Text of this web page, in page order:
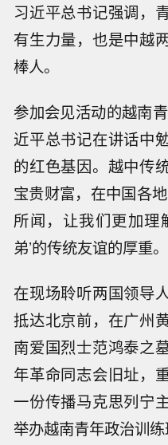
习近平总书记强调，
有生力量，也是中越
棒人。
参加会见活动的越南
近平总书记在讲话中
的红色基因。越中传
宝贵财富，在中国各
所闻，让我们更加理
弟’的传统友谊的厚重
在现场聆听两国领导
抵达北京前，在广州
南爱国烈士范鸿泰之
年革命同志会旧址，
一份传播马克思列宁
举办越南青年政治训